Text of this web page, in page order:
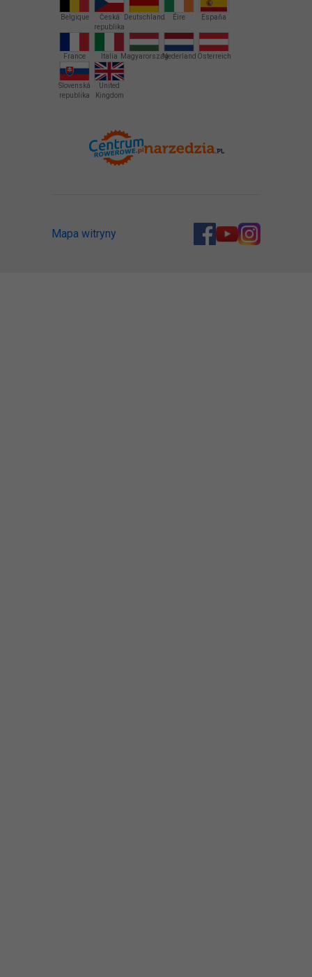
Belgique
Česká
republika
Deutschland Éire España
France Italia MagyarországNederland Österreich
Slovenská
republika
United
Kingdom
Mapa witryny